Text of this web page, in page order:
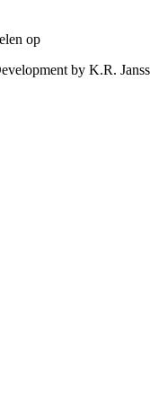
op
by K.R.